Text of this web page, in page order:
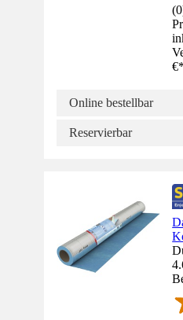
(0
€
Online bestellbar
Reservierbar